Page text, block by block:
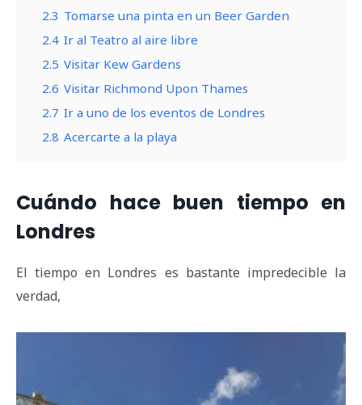
2.3 Tomarse una pinta en un Beer Garden
2.4 Ir al Teatro al aire libre
2.5 Visitar Kew Gardens
2.6 Visitar Richmond Upon Thames
2.7 Ir a uno de los eventos de Londres
2.8 Acercarte a la playa
Cuándo hace buen tiempo en
Londres
El tiempo en Londres es bastante impredecible la
verdad,